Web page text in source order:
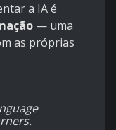
a IA é
— uma
as próprias